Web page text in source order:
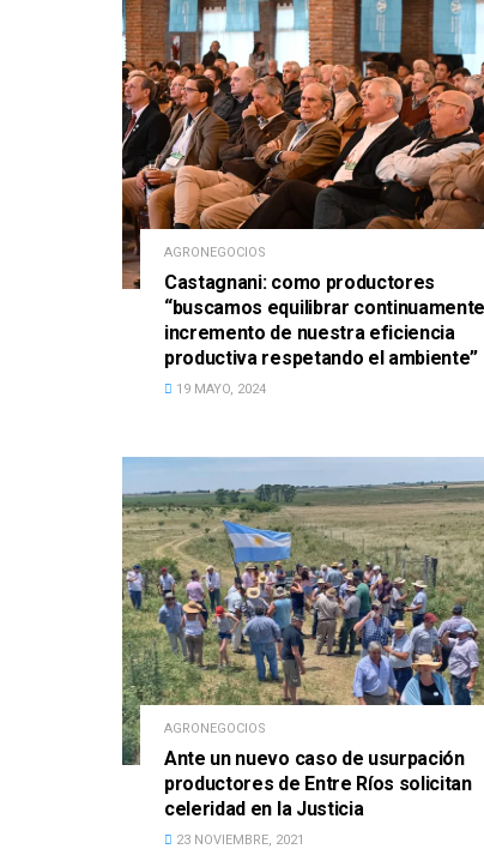
AGRONEGOCIOS
Castagnani: como productores
“buscamos equilibrar
incremento de nuestra eficiencia
productiva respetando el ambiente”
19 MAYO, 2024
AGRONEGOCIOS
Ante un nuevo caso de usurpación
productores de Entre Ríos solicitan
celeridad en la Justicia
23 NOVIEMBRE, 2021